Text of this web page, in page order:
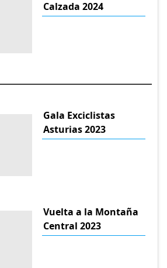
Calzada 2024
Gala Exciclistas
Asturias 2023
Vuelta a la Montaña
Central 2023